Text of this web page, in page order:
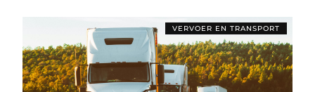
VERVOER EN TRANSPORT